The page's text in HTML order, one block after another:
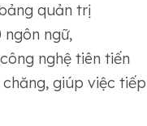
quản trị
ngữ,
nghệ tiên tiến
giúp việc tiếp